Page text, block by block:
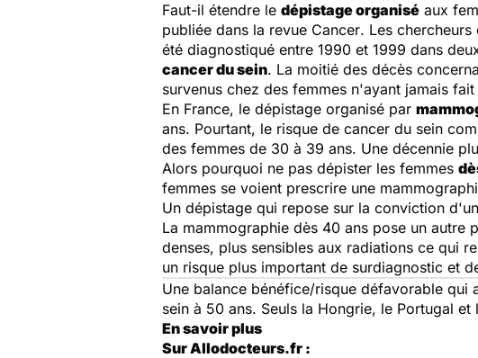
Faut-il étendre le dépistage organisé aux
publiée dans la revue Cancer. Les
été diagnostiqué entre 1990 et 1999 dans
cancer du sein. La moitié des décès
survenus chez des femmes n'ayant jamais
En France, le dépistage organisé par
ans. Pourtant, le risque de cancer du sein
des femmes de 30 à 39 ans. Une décennie
Alors pourquoi ne pas dépister les femmes
femmes se voient prescrire une
Un dépistage qui repose sur la conviction
La mammographie dès 40 ans pose un autre
denses, plus sensibles aux radiations ce qui
un risque plus important de surdiagnostic et
Une balance bénéfice/risque défavorable qui
sein à 50 ans. Seuls la Hongrie, le Portugal
En savoir plus
Sur Allodocteurs.fr :